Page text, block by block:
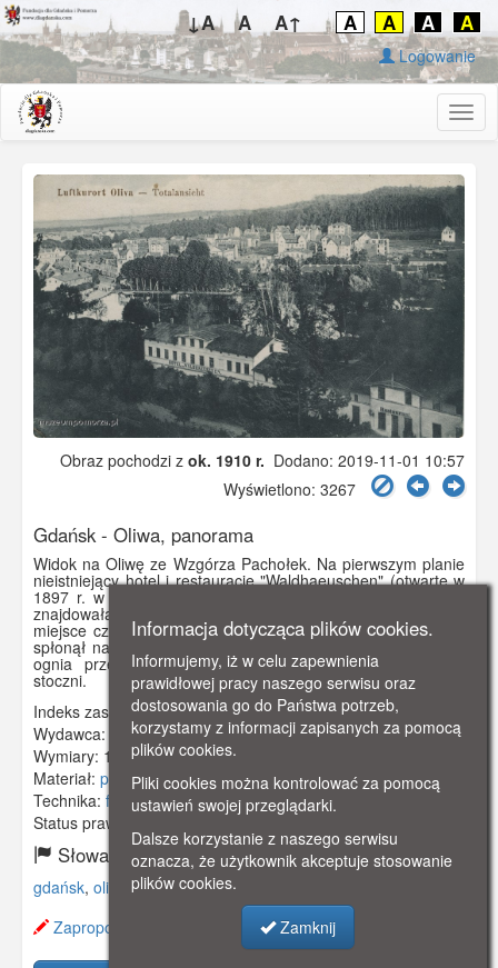
↓A A A↑ A A A A
Logowanie
Obraz pochodzi z ok. 1910 r. Dodano: 2019-11-01 10:57
Wyświetlono: 3267
Gdańsk - Oliwa, panorama
Widok na Oliwę ze Wzgórza Pachołek. Na pierwszym planie
nieistniejący hotel i restaurację "Waldhaeuschen" (otwarte w
1897 r. w budynku dawnego zajazdu z poł. XIX w.). Obok
znajdowała się przystań i wypożyczalnia łódek. Było to
miejsce często odwiedzane przez tutejszą Polonię. Budynek
spłonął na przełomie 1941 i 1942 r. z powodu zaprószenia
ognia przez Włochów z batalionu zadymiania gdańskiej
stoczni.
Indeks zasobu:GSP01219
Wydawca:
Johann Lukowski, Beauthen O. - S.
Wymiary: 138 x 86 mm
Materiał: pocztówka
Technika: fotografia czarno-biała
Status prawny:
Słowa kluczowe:
gdańsk, oliwa ,pachołek,widok
Zaproponuj zmianę opisu.
Informacja dotycząca plików cookies.
Informujemy, iż w celu zapewnienia
prawidłowej pracy naszego serwisu oraz
dostosowania go do Państwa potrzeb,
korzystamy z informacji zapisanych za pomocą
plików cookies.
Pliki cookies można kontrolować za pomocą
ustawień swojej przeglądarki.
Dalsze korzystanie z naszego serwisu
oznacza, że użytkownik akceptuje stosowanie
plików cookies.
Zamknij